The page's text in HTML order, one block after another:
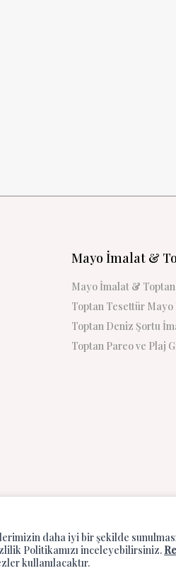
Mayo İmalat &
Mayo İmalat & Toptan
Toptan Tesettür Mayo
Toptan Deniz Şortu
Toptan Pareo ve Plaj
daha iyi bir şekilde
Politikamızı inceleyebilirsiniz.
kullanılacaktır.